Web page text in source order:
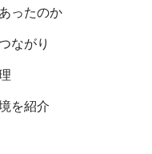
ったのか
ながり
を紹介